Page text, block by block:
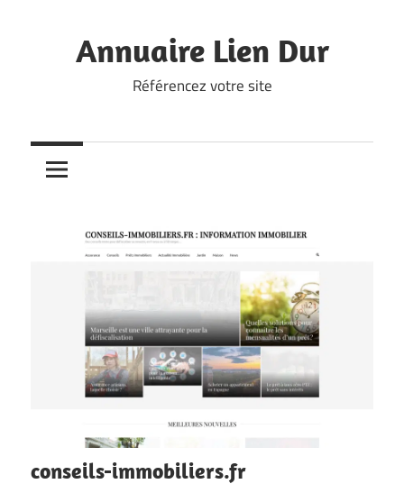
contentAnnuaire Lien Dur
Référencez votre site
conseils-immobiliers.fr